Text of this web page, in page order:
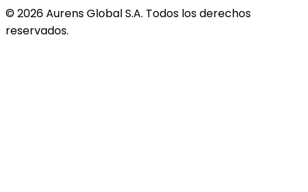
©2026Aurens Global S.A. Todos los derechos
reservados.